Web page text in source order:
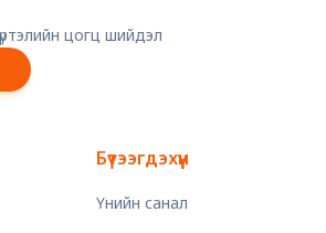
цогц шийдэл
Бүтээгдэхүүн
Үнийн санал